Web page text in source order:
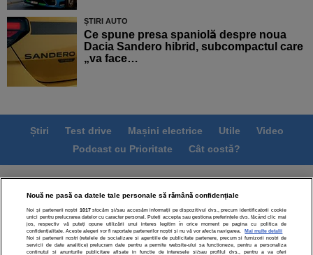
ȘTIRI AUTO
Ce spune presa spaniolă despre noua
Dacia Sandero hibrid, subcompactul care
„va face…
Știri Test drive Mașini electrice Utile
Video
Podcast cu Prioritate
Cât costă?
Termeni si conditii
Politica de confidentialitate
Politica de cookies
Echipa editorială
Modifică Setările
Nouă ne pasă ca datele tale personale să rămână confidențiale
Noi și partenerii noștri 1017stocăm și/sau accesăm informații pe dispozitivul dvs., precum identificatorii cookie
unici pentru prelucrarea datelor cu caracter personal. Puteți accepta sau gestiona preferințele dvs. făcând clic mai
jos, respectiv vă puteți opune utilizării unui interes legitim în orice moment pe pagina cu politica de
confidențialitate. Aceste alegeri vor fi raportate partenerilor noștri și nu vă vor afecta navigarea.
Mai multe detalii
Noi si partenerii nostri (retelele de socializare si agentiile de publicitate partenere, precum si furnizorii nostri de
servicii de date analitice) prelucram date pentru a permite website-ului sa functioneze, pentru a personaliza
continutul si anunturile publicitare afisate in functie de interesele si/sau profilul dvs., pentru a va oferi